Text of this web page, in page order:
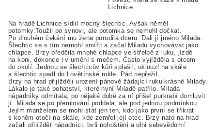
Lichnice:
Na hradě Lichnice sídlil mocný šlechtic. Avšak něměl
potomky.Toužil po synovi, ale potomka se nemohl dočkat.
Po dlouhém čekání mu žena porodila dceru. Dali jí jméno Milada.
Šlechtic se s tím nemohl smířit a začal Miladu vychovávat jako
chlapce. Brzy předčila mnohé chlapce ve střelbě z luku, jízdě
na koni, dokonce i v umění s mečem. Často vyjížděla s otcem
do okolí. Jednou se šlechticův kůň splašil, uklouzl na skále
a šlechtic spadl do Lovětínské rokle. Pád nepřežil.
Brzy na hrad přijížděli urození pánové žádající ruku krásné Milady.
Lákalo je také bohatství, které nyní Miladě patřilo. Milada
nápadníky odmítala, po nějaké době za ní přišel purkrabí domluvit
jí. Milada se po přemlování poddala, ale pod jednou podmínkou.
Jejím manželem se mohl stát jen ten, kdo jako první se třikrát
s koněm otočí na skále, kde zemřel její otec. Brzy nato na hrad
začali přijíždět nápadníci, byli pohoštěni a plni sebevědomí